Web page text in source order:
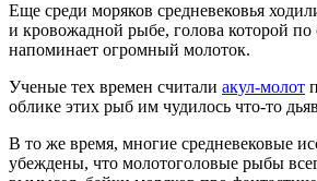
Еще среди моряков средневековья
и кровожадной рыбе, голова которой по
напоминает огромный молоток.
Ученые тех времен считали акул-молот
облике этих рыб им чудилось что-то
В то же время, многие средневековые
убеждены, что молотоголовые рыбы